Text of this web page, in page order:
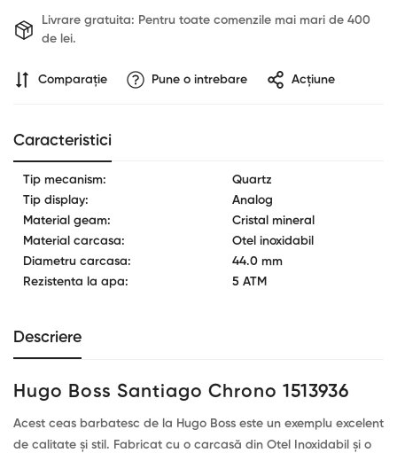
Livrare gratuita: Pentru toate comenzile mai mari de 400
de lei.
Comparaţie Pune o intrebare Acțiune
Caracteristici
Tip mecanism:
Quartz
Tip display:
Analog
Material geam:
Cristal mineral
Material carcasa:
Otel inoxidabil
Diametru carcasa:
44.0 mm
Rezistenta la apa:
5 ATM
Descriere
Hugo Boss Santiago Chrono 1513936
Acest ceas barbatesc de la Hugo Boss este un exemplu excelent
de calitate și stil. Fabricat cu o carcasă din Otel Inoxidabil și o
Confirm your age
Yes, I am